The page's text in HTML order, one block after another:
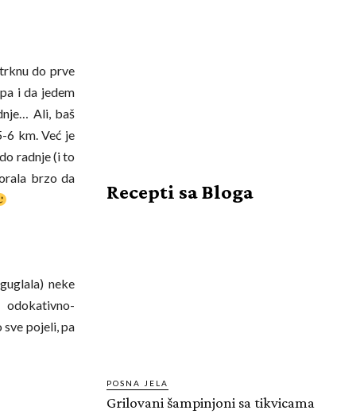
do prve
i da jedem
Ali, baš
6 km. Već je
radnje (i to
brzo da
neke
pojeli, pa
Recepti sa Bloga
POSNA JELA
Grilovani šampinjoni sa tikvicama